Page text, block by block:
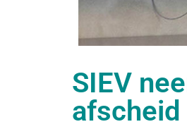
SIEV
afscheid